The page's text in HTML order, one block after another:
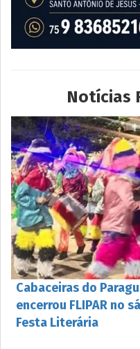
Notícias
Cabaceiras do
encerrou FLIPAR no
Festa Literária